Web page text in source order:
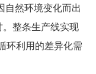
然环境变化而出
整条生产线实现
环利用的差异化需